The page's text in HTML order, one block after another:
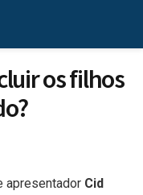
os filhos
apresentador Cid